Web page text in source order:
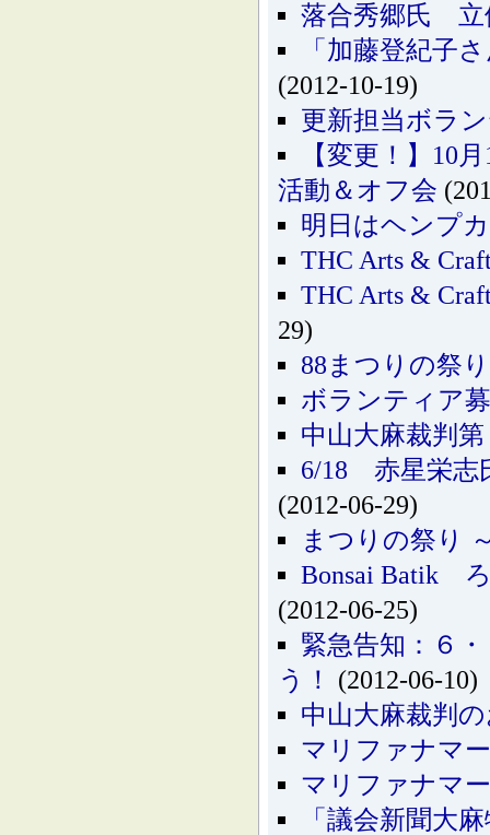
落合秀郷氏 立
「加藤登紀子
(2012-10-19)
更新担当ボラ
【変更！】10
活動＆オフ会
明日はヘンプ
THC Arts &
THC Arts &
29)
88まつりの祭
ボランティア
中山大麻裁判
6/18 赤星栄志
(2012-06-29)
まつりの祭り
Bonsai Batik
(2012-06-25)
緊急告知：６
う！
(2012-06-10)
中山大麻裁判
マリファナマ
マリファナマ
「議会新聞大